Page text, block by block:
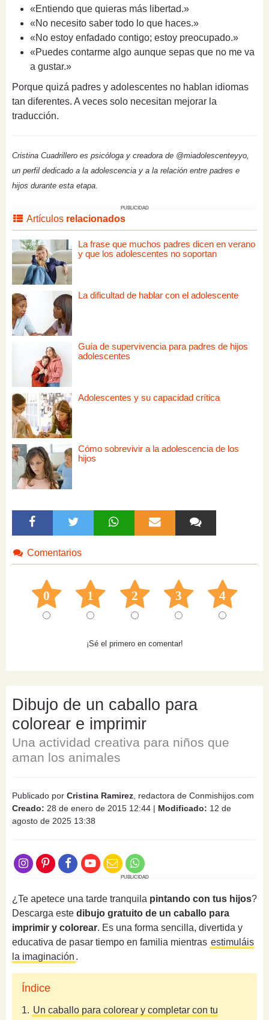
«Entiendo que quieras más libertad.»
«No necesito saber todo lo que haces.»
«No estoy enfadado contigo; estoy preocupado.»
«Puedes contarme algo aunque sepas que no me va
a gustar.»
Porque quizá padres y adolescentes no hablan idiomas
tan diferentes. A veces solo necesitan mejorar la
traducción.
Cristina Cuadrillero es psicóloga y creadora de @miadolescenteyyo,
un perfil dedicado a la adolescencia y a la relación entre padres e
hijos durante esta etapa.
PUBLICIDAD
Artículos relacionados
La frase que muchos padres dicen en verano
y que los adolescentes no soportan
La dificultad de hablar con el adolescente
Guía de supervivencia para padres de hijos
adolescentes
Adolescentes y su capacidad crítica
Cómo sobrevivir a la adolescencia de los
hijos
Comentarios
0 1 2 3 4
¡Sé el primero en comentar!
Dibujo de un caballo para
colorear e imprimir
Una actividad creativa para niños que
aman los animales
Publicado por Cristina Ramirez , redactora de Conmishijos.com
Creado: 28 de enero de 2015 12:44 | Modificado: 12 de
agosto de 2025 13:38
PUBLICIDAD
¿Te apetece una tarde tranquila pintando con tus hijos?
Descarga este dibujo gratuito de un caballo para
imprimir y colorear. Es una forma sencilla, divertida y
educativa de pasar tiempo en familia mientras estimuláis
la imaginación .
Índice
1. Un caballo para colorear y completar con tu